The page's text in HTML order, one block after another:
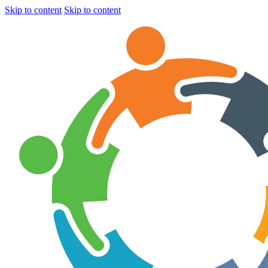
Skip to content Skip to content